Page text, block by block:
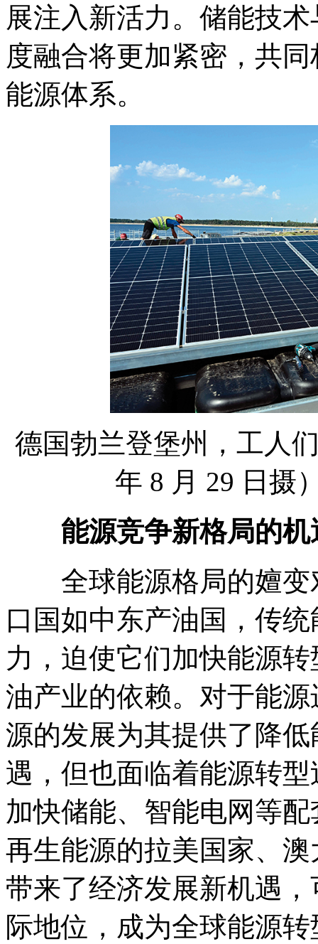
展注入新活力。储能技
度融合将更加紧密，共
能源体系。
德国勃兰登堡州，工人
年 8 月 29 日摄
能源竞争新格局的机
全球能源格局的嬗变
口国如中东产油国，传
力，迫使它们加快能源
油产业的依赖。对于能
源的发展为其提供了降
遇，但也面临着能源转
加快储能、智能电网等
再生能源的拉美国家、
带来了经济发展新机遇
际地位，成为全球能源